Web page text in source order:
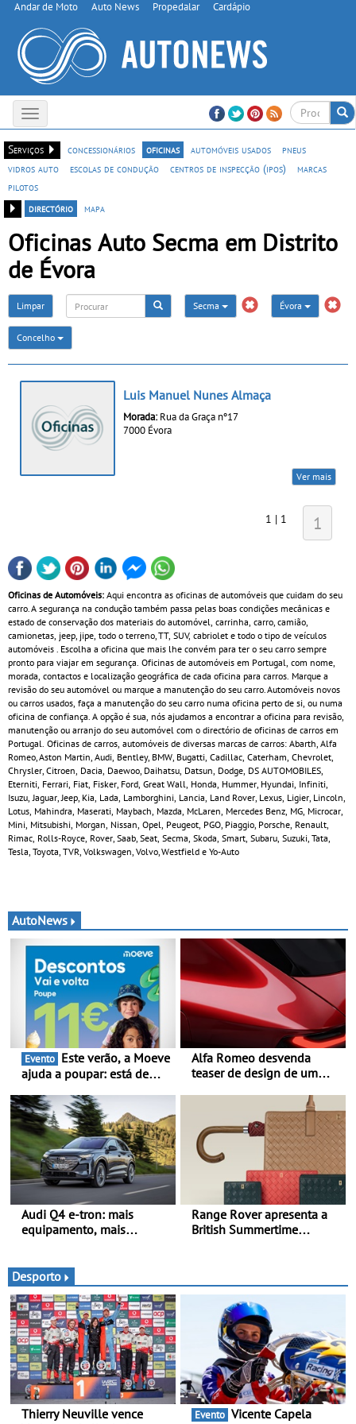
Andar de Moto Auto News Propedalar Cardápio
Toggle
navigation
Serviços
concessionários oficinas automóveis usados
pneus
vidros auto
escolas de condução centros de inspecção (ipos)
marcas
pilotos
directório
mapa
Oficinas Auto Secma em Distrito
de Évora
Limpar Secma Évora
Concelho
Luis Manuel Nunes Almaça
Morada: Rua da Graça nº17
7000 Évora
Ver mais
1 | 1 1
Oficinas de Automóveis: Aqui encontra as oficinas de automóveis que cuidam do seu
carro. A segurança na condução também passa pelas boas condições mecânicas e
estado de conservação dos materiais do automóvel, carrinha, carro, camião,
camionetas, jeep, jipe, todo o terreno, TT, SUV, cabriolet e todo o tipo de veículos
automóveis . Escolha a oficina que mais lhe convém para ter o seu carro sempre
pronto para viajar em segurança. Oficinas de automóveis em Portugal, com nome,
morada, contactos e localização geográfica de cada oficina para carros. Marque a
revisão do seu automóvel ou marque a manutenção do seu carro. Automóveis novos
ou carros usados, faça a manutenção do seu carro numa oficina perto de si, ou numa
oficina de confiança. A opção é sua, nós ajudamos a encontrar a oficina para revisão,
manutenção ou arranjo do seu automóvel com o directório de oficinas de carros em
Portugal. Oficinas de carros, automóveis de diversas marcas de carros: Abarth, Alfa
Romeo, Aston Martin, Audi, Bentley, BMW, Bugatti, Cadillac, Caterham, Chevrolet,
Chrysler, Citroen, Dacia, Daewoo, Daihatsu, Datsun, Dodge, DS AUTOMOBILES,
Eterniti, Ferrari, Fiat, Fisker, Ford, Great Wall, Honda, Hummer, Hyundai, Infiniti,
Isuzu, Jaguar, Jeep, Kia, Lada, Lamborghini, Lancia, Land Rover, Lexus, Ligier, Lincoln,
Lotus, Mahindra, Maserati, Maybach, Mazda, McLaren, Mercedes Benz, MG, Microcar,
Mini, Mitsubishi, Morgan, Nissan, Opel, Peugeot, PGO, Piaggio, Porsche, Renault,
Rimac, Rolls-Royce, Rover, Saab, Seat, Secma, Skoda, Smart, Subaru, Suzuki, Tata,
Tesla, Toyota, TVR, Volkswagen, Volvo, Westfield e Yo-Auto
AutoNews
Evento
ajuda a poupar: está de
Volta” com descontos de
até 11€
Alfa Romeo desvenda
teaser de design de um
oficialmente no quarto
trimestre de 2027
Audi Q4 e-tron: mais
equipamento, mais
Até 740 quilómetros de
autonomia e carregamento
mais rápido
Range Rover apresenta a
British Summertime
rituais e momentos
culturais da época de verão
britânica
Desporto
Thierry Neuville vence
Evento